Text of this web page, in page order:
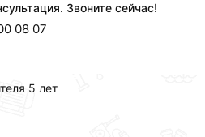
5 лет
Звоните сейчас!
08 07